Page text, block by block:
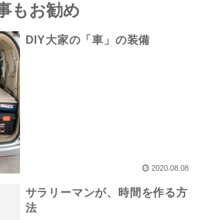
もお勧め
DIY大家の「車」の装備
2020.08.08
サラリーマンが、時間を作る方
法